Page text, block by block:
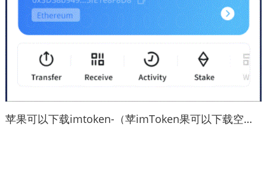
苹果可以下载imtoken-（苹imToken果可以下载空调遥控器吗）